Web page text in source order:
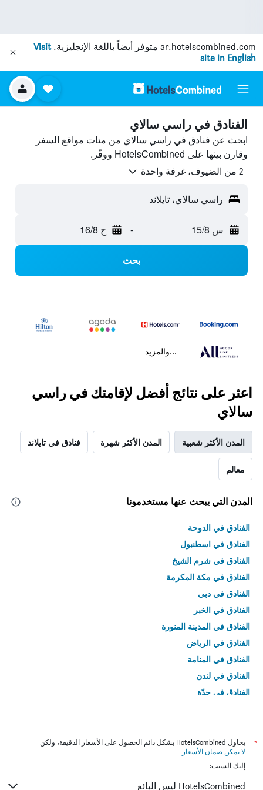
ar.hotelscombined.com متوفر أيضاً باللغة الإنجليزية.Visit
site in English
الفنادق في راسي سالاي
ابحث عن فنادق في راسي سالاي من مئات مواقع السفر
وقارن بينها على HotelsCombined ووفّر.
2 من الضيوف، غرفة واحدة
راسي سالاي، تايلاند
س 15/8 - ح 16/8
بحث
...والمزيد
اعثر على نتائج أفضل لإقامتك في راسي
سالاي
المدن الأكثر شعبية المدن الأكثر شهرة فنادق في تايلاند
معالم
المدن التي يبحث عنها مستخدمونا
الفنادق في الدوحة
الفنادق في اسطنبول
الفنادق في شرم الشيخ
الفنادق في مكة المكرمة
الفنادق في دبي
الفنادق في الخبر
الفنادق في المدينة المنورة
الفنادق في الرياض
الفنادق في المنامة
الفنادق في لندن
الفنادق في جدّة
*
يحاول HotelsCombined بشكل دائم الحصول على الأسعار الدقيقة، ولكن
لا يمكن ضمان الأسعار .
إليك السبب:
HotelsCombined ليس البائع